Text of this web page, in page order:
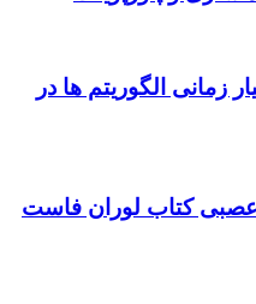
زمانی الگوریتم ها در
کتاب لوران فاست